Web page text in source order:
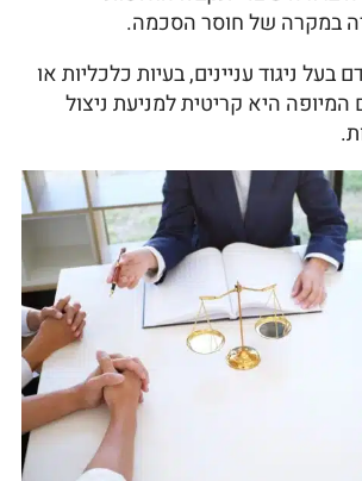
במקרה של חוסר הסכמה.
בעל ניגוד עניינים, בעיות כלכליות או
המיופה היא קריטית למניעת ניצול